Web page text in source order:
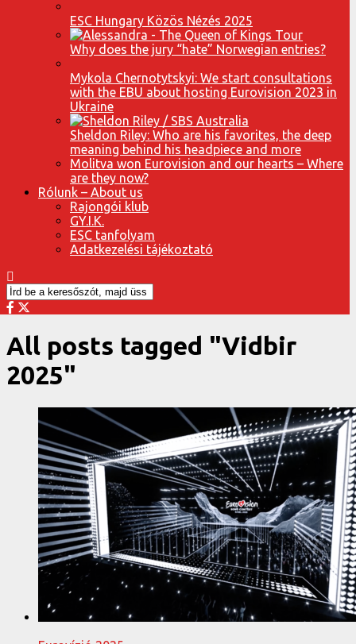
ESC Hungary Közös Nézés 2025
Why does the jury “hate” Norwegian entries?
Mykola Chernotytskyi: We start consultations
with the EBU about hosting Eurovision 2023 in
Ukraine
Sheldon Riley: Who are his favorites, the deep
meaning behind his headpiece and more
Molitva won Eurovision and our hearts – Where
are they now?
Rólunk – About us
Rajongói klub
GY.I.K.
ESC tanfolyam
Adatkezelési tájékoztató
All posts tagged "Vidbir
2025"